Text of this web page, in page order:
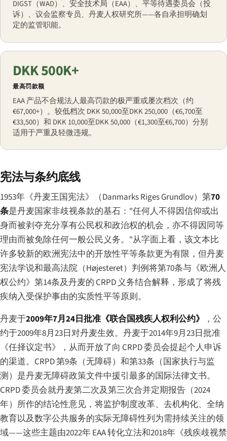
DIGST（WAD）、安全技术局（EAA）、平等待遇委员会（投
诉）、议会监察专员、丹麦人权研究所——各自承担明确划
定的监管职能。
DKK 500K+
最高罚款额
EAA 产品不合规法人最高罚款的极严重或屡次档次（约
€67,000+）。较低档次 DKK 50,000至DKK 250,000（€6,700至
€33,500）和 DKK 10,000至DKK 50,000（€1,300至€6,700）分别
适用于严重及轻微违规。
宪法与条约底线
1953年《丹麦王国宪法》（Danmarks Riges Grundlov）第70
条是丹麦国家非歧视条款的基石："任何人不得因信仰或出
身而被剥夺充分享有公民权和政治权的机会，亦不得因同等
理由而被免除任何一般公民义务。"从字面上看，该文本比
许多较新的欧洲宪法中的开放性平等条款更为有限，但丹麦
宪法学说和最高法院（Højesteret）判例将第70条与《欧洲人
权公约》第14条及丹麦的 CRPD 义务结合解释，形成了将残
疾纳入受保护事由的实质性平等原则。
丹麦于2009年7月24日批准《联合国残疾人权利公约》
，公
约于2009年8月23日对丹麦生效。丹麦于2014年9月23日批准
《任择议定书》，从而开放了向 CRPD 委员会提起个人申诉
的渠道。CRPD 第9条（无障碍）和第33条（国家执行与监
测）是丹麦无障碍政策文件中援引最多的国际法律文书。
CRPD 委员会就丹麦第二次及第三次合并定期报告（2024
年）所作的结论性意见，将监护制度改革、去机构化、全纳
教育以及数字公共服务的实际无障碍性列为需持续关注的领
域——这些主题由2022年 EAA 转化立法和2018年《残疾歧视禁